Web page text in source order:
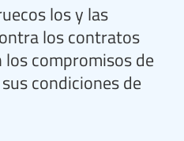
los y las
los contratos
compromisos de
condiciones de